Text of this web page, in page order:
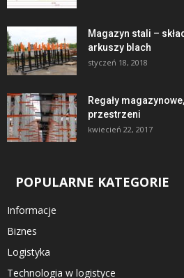
Magazyn stali –
arkuszy blach
styczeń 18, 2018
Regały
przestrzeni
kwiecień 22, 2017
POPULARNE KATEGORIE
Informacje
Biznes
Logistyka
Technologia w logistyce